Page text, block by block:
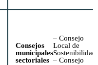
Consejos
municipales
sectoriales
– Consejo
Local de
Sostenibilidad
– Consejo